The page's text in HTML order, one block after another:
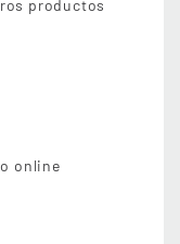
productos
online